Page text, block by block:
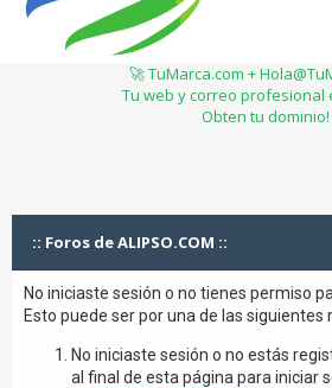
🚀 TuMarca.com +
Tu web y correo profesional
Obten tu dominio!
:: Foros de ALIPSO.COM ::
No iniciaste sesión o no tienes permiso
Esto puede ser por una de las siguientes
No iniciaste sesión o no estás
al final de esta página para iniciar